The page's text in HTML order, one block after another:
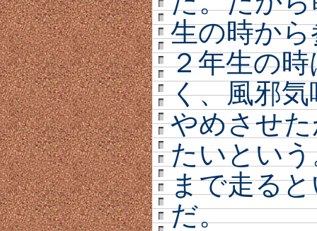
生の時か
２年生の
く、風邪
やめさせ
たいとい
まで走る
だ。